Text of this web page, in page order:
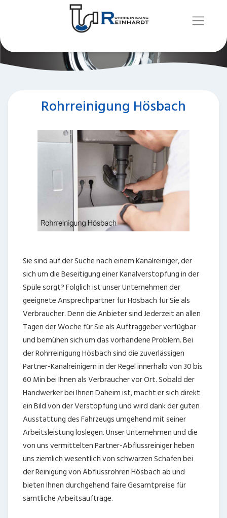
Rohrreinigung Hösbach
Sie sind auf der Suche nach einem Kanalreiniger, der
sich um die Beseitigung einer Kanalverstopfung in der
Spüle sorgt? Folglich ist unser Unternehmen der
geeignete Ansprechpartner für Hösbach für Sie als
Verbraucher. Denn die Anbieter sind Jederzeit an allen
Tagen der Woche für Sie als Auftraggeber verfügbar
und bemühen sich um das vorhandene Problem. Bei
der Rohrreinigung Hösbach sind die zuverlässigen
Partner-Kanalreinigern in der Regel innerhalb von 30 bis
60 Min bei Ihnen als Verbraucher vor Ort. Sobald der
Handwerker bei Ihnen Daheim ist, macht er sich direkt
ein Bild von der Verstopfung und wird dank der guten
Ausstattung des Fahrzeugs umgehend mit seiner
Arbeitsleistung loslegen. Unser Unternehmen und die
von uns vermittelten Partner-Abflussreiniger heben
uns ziemlich wesentlich von schwarzen Schafen bei
der Reinigung von Abflussrohren Hösbach ab und
bieten Ihnen durchgehend faire Gesamtpreise für
sämtliche Arbeitsaufträge.